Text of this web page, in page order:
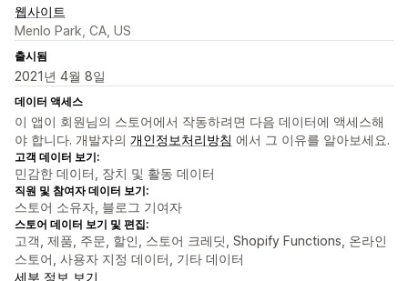
웹사이트
Menlo Park, CA, US
출시됨
2021년 4월 8일
데이터 액세스
이 앱이 회원님의 스토어에서 작동하려면 다음 데이터에 액세스해
야 합니다. 개발자의 개인정보처리방침 에서 그 이유를 알아보세요.
고객 데이터 보기:
민감한 데이터, 장치 및 활동 데이터
직원 및 참여자 데이터 보기:
스토어 소유자, 블로그 기여자
스토어 데이터 보기 및 편집:
고객, 제품, 주문, 할인, 스토어 크레딧, Shopify Functions, 온라인
스토어, 사용자 지정 데이터, 기타 데이터
세부 정보 보기